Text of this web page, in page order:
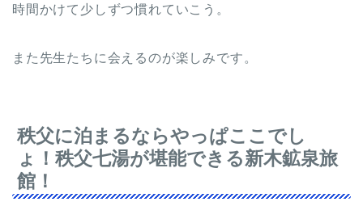
時間かけて少しずつ慣れていこう。
また先生たちに会えるのが楽しみです。
秩父に泊まるならやっぱここでし
ょ！秩父七湯が堪能できる新木鉱泉旅
館！